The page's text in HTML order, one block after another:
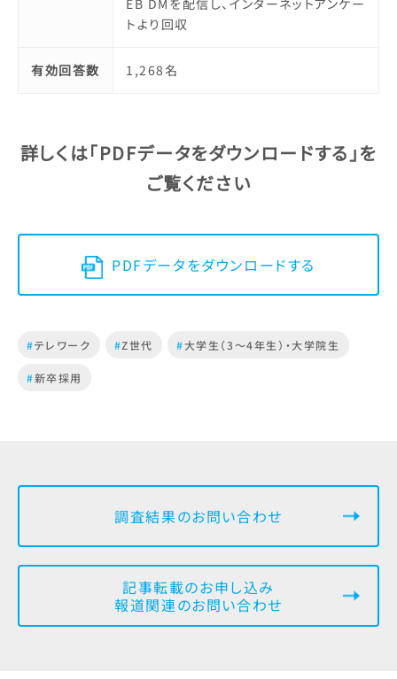
EB DMを配信し、インターネットアンケー
トより回収
有効回答数 1,268名
詳しくは「PDFデータをダウンロードする」を
ご覧ください
PDFデータをダウンロードする
#テレワーク #Z世代 #大学生（3～4年生）・大学院生
#新卒採用
調査結果のお問い合わせ
記事転載のお申し込み
報道関連のお問い合わせ